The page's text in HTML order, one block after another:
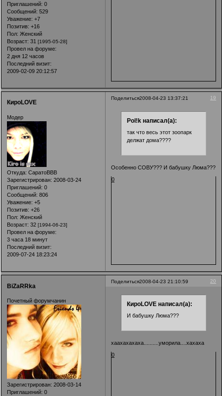
Приглашений: 0
Сообщений: 529
Уважение: +7
Позитив: +16
Пол: Женский
Возраст: 31 [1995-05-28]
Провел на форуме:
2 дня 12 часов
Последний визит:
2009-02-09 20:12:57
Поделиться 19
2008-04-23 13:37:21
КироLOVE
Модер
Откуда: СаратоВВВ
Зарегистрирован: 2008-03-24
Приглашений: 0
Сообщений: 806
Уважение: +5
Позитив: +26
Пол: Женский
Возраст: 32 [1994-06-23]
Провел на форуме:
3 часа 18 минут
Последний визит:
2009-07-24 18:23:24
Pol!k написал(а):
так что весь этот зоопарк
делжат дома????
Особенно СОВУ??? И бабушку Люма???
0
Поделиться 20
2008-04-23 21:10:59
BiZaRRka
Почетный форумчанин
Зарегистрирован: 2008-03-14
Приглашений: 0
КироLOVE написал(а):
И бабушку Люма???
хаахахахаха..........уморила....хахаха
0